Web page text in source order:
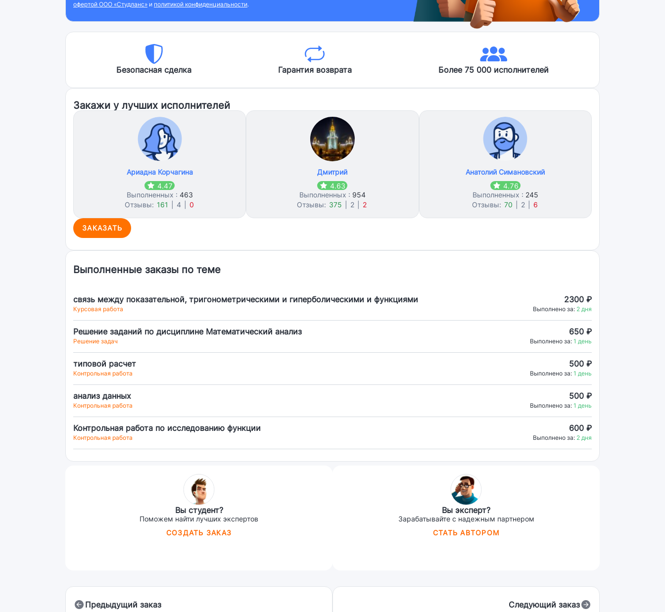
офертой ООО «Студланс» и политикой конфиденциальности.
Безопасная сделка Гарантия возврата Более 75 000 исполнителей
Закажи у лучших исполнителей
Ариадна Корчагина
4.47
Выполненных : 463
Отзывы: 161 4 0
Дмитрий
4.63
Выполненных : 954
Отзывы: 375 2 2
Анатолий Симановский
4.76
Выполненных : 245
Отзывы: 70 2 6
ЗАКАЗАТЬ
Выполненные заказы по теме
связь между показательной, тригонометрическими и гиперболическими и функциями 2300 ₽
Курсовая работа Выполнено за: 2 дня
Решение заданий по дисциплине Математический анализ 650 ₽
Решение задач Выполнено за: 1 день
типовой расчет 500 ₽
Контрольная работа Выполнено за: 1 день
анализ данных 500 ₽
Контрольная работа Выполнено за: 1 день
Контрольная работа по исследованию функции 600 ₽
Контрольная работа Выполнено за: 2 дня
Вы студент?
Поможем найти лучших экспертов
СОЗДАТЬ ЗАКАЗ
Вы эксперт?
Зарабатывайте с надежным партнером
СТАТЬ АВТОРОМ
Предыдущий заказ
Следующий заказ